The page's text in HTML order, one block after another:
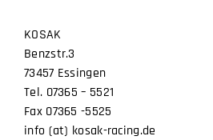
KOSAK
Benzstr.3
73457 Essingen
Tel. 07365 – 5521
Fax 07365 -5525
info (at) kosak-racing.de